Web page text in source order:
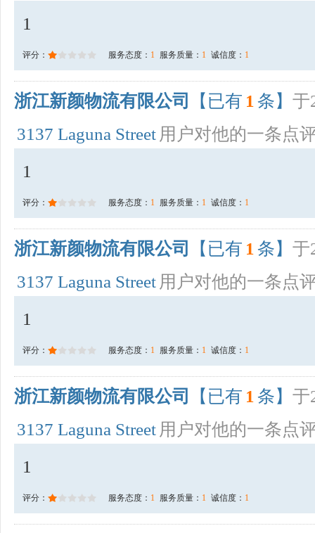
1
评分： 服务态度： 1 服务质量： 1 诚信度： 1
浙江新颜物流有限公司 【已有 1 条】 于
3137 Laguna Street 用户对他的一条点
1
评分： 服务态度： 1 服务质量： 1 诚信度： 1
浙江新颜物流有限公司 【已有 1 条】 于
3137 Laguna Street 用户对他的一条点
1
评分： 服务态度： 1 服务质量： 1 诚信度： 1
浙江新颜物流有限公司 【已有 1 条】 于
3137 Laguna Street 用户对他的一条点
1
评分： 服务态度： 1 服务质量： 1 诚信度： 1